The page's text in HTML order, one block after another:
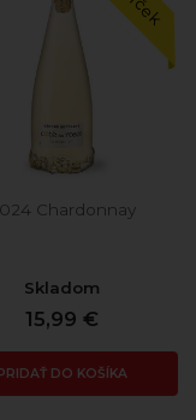
Chardonnay
Skladom
15,99 €
PRIDAŤ DO KOŠÍKA